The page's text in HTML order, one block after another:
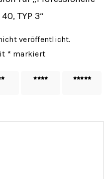
TYP 3“
veröffentlicht.
* markiert
4 von
5 von